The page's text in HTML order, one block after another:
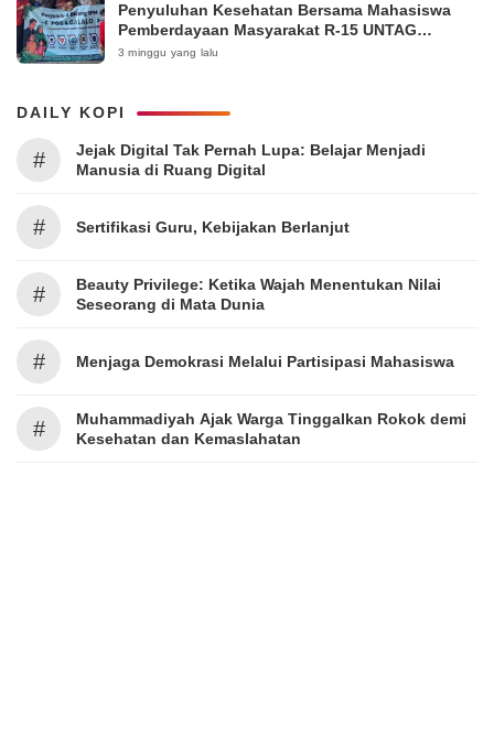
Penyuluhan Kesehatan Bersama Mahasiswa
Pemberdayaan Masyarakat R-15 UNTAG
Surabaya 2026
3 minggu yang lalu
DAILY KOPI
#
Jejak Digital Tak Pernah Lupa: Belajar Menjadi
Manusia di Ruang Digital
# Sertifikasi Guru, Kebijakan Berlanjut
#
Beauty Privilege: Ketika Wajah Menentukan Nilai
Seseorang di Mata Dunia
# Menjaga Demokrasi Melalui Partisipasi Mahasiswa
#
Muhammadiyah Ajak Warga Tinggalkan Rokok demi
Kesehatan dan Kemaslahatan